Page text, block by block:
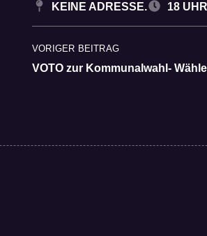
KEINE ADRESSE. 18 UHR
VORIGER BEITRAG